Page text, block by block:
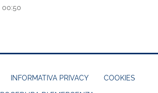
00:50
INFORMATIVA PRIVACY COOKIES